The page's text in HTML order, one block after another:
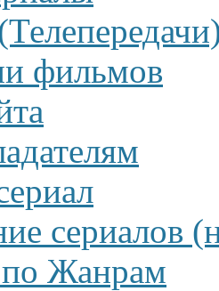
фильмов
сериалов
Жанрам